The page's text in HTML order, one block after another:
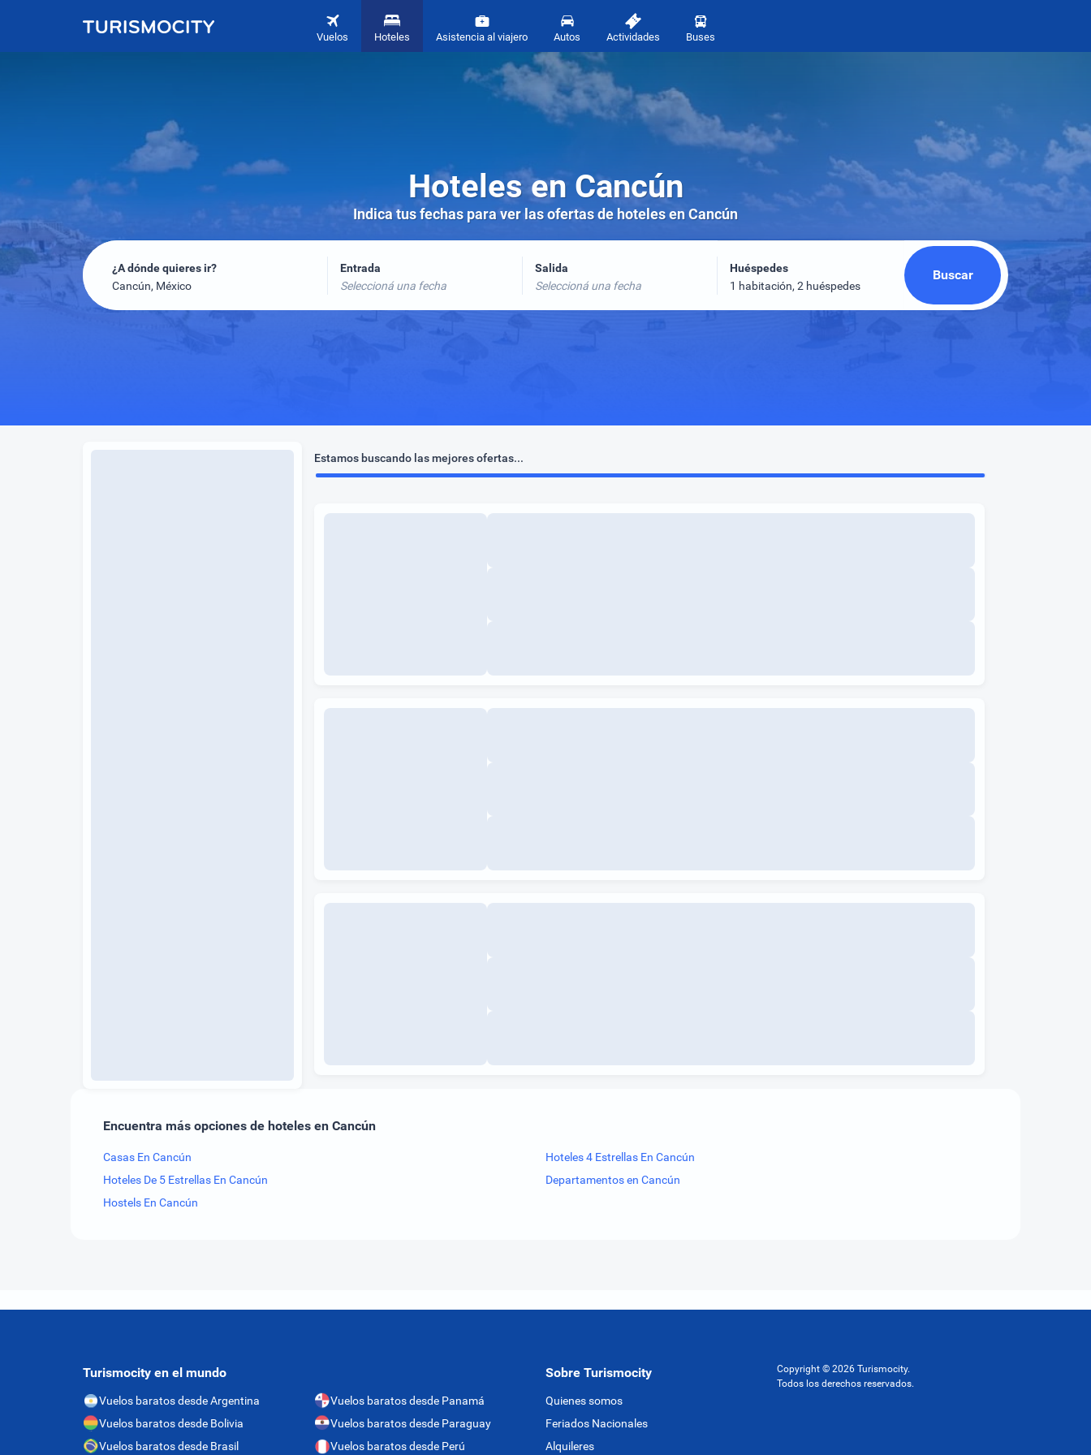
Vuelos Hoteles Asistencia al viajero Autos Actividades Buses
Hoteles en Cancún
Indica tus fechas para ver las ofertas de hoteles en Cancún
¿A dónde quieres ir?
Cancún, México
Entrada
Seleccioná una fecha
Salida
Seleccioná una fecha
Huéspedes Buscar
Estamos buscando las mejores ofertas...
Encuentra más opciones de hoteles en Cancún
Casas En Cancún
Hoteles 4 Estrellas En Cancún
Hoteles De 5 Estrellas En Cancún
Departamentos en Cancún
Hostels En Cancún
Turismocity en el mundo
Vuelos baratos desde Argentina
Vuelos baratos desde Bolivia
Vuelos baratos desde Brasil
Vuelos baratos desde Panamá
Vuelos baratos desde Paraguay
Vuelos baratos desde Perú
Sobre Turismocity
Quienes somos
Feriados Nacionales
Alquileres
Copyright © 2026 Turismocity.
Todos los derechos reservados.